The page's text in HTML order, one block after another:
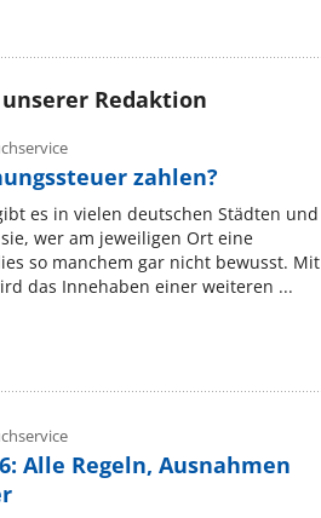
Redaktion
zahlen?
es in vielen deutschen Städten und
wer am jeweiligen Ort eine
so manchem gar nicht bewusst. Mit
das Innehaben einer weiteren ...
Alle Regeln, Ausnahmen